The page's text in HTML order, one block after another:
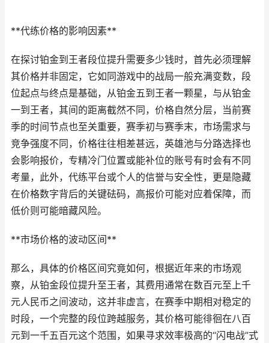
**代练价格的影响因素**
在探讨铂金到王者段位提升需要多少钱时，首先必须理解
其价格并非固定，它如同游戏中的战局一般充满变数，段
位起点与终点是基础，从铂金五到王者一颗星，与从铂金
一到王者，其间的距离截然不同，价格自然分层，当前赛
季的时间节点也至关重要，赛季初与赛季末，市场需求与
竞争强度不同，价格往往相差甚远，英雄池与分路选择也
会影响报价，专精冷门位置或能补位的账号有时会有不同
考量，此外，代练平台或个人的信誉与安全性，更是隐藏
在价格数字背后的关键砝码，高报价可能对应着保障，而
低价则可能暗藏风险。
**市场价格的波动区间**
那么，具体的价格区间究竟如何，根据近年来的市场观
察，从铂金段位提升至王者，其费用通常在数百元至上千
元人民币之间波动，这并非虚言，在赛季中期相对稳定的
时段，一个完整的段位跨越服务，其价格可能徘徊在八百
元到一千五百元这个范围，如果寻求效率极高的“闪电战”式